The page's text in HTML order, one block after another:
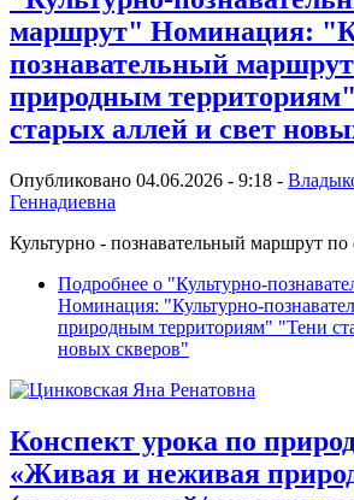
маршрут" Номинация:
познавательный
природным
старых аллей и свет
Опубликовано 04.06.2026 - 9:18 -
Геннадиевна
Культурно - познавательный маршрут по
Подробнее о "Культурно-
Номинация: "Культурно-
природным территориям" "Тени
новых скверов"
Конспект урока по
«Живая и неживая